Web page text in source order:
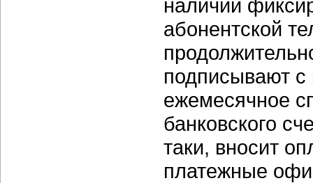
наличии
абонентской
подписывают
ежемесячное
банковского
таки, вносит
платежные